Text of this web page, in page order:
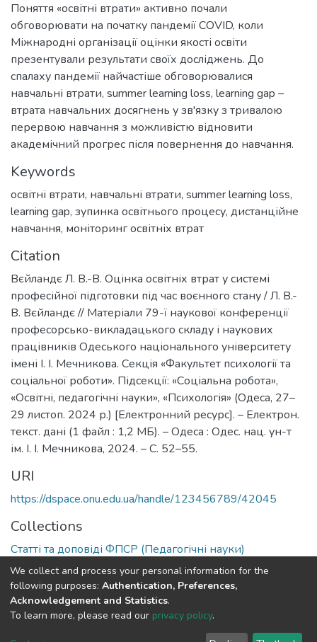
Поняття «освітні втрати» активно почали
обговорювати на початку пандемії COVID, коли
Міжнародні організації оцінки якості освіти
презентували результати своїх досліджень. До
спалаху пандемії найчастіше обговорювалися
навчальні втрати, summer learning loss, learning gap –
втрата навчальних досягнень у зв'язку з тривалою
перервою навчання з можливістю відновити
академічний прогрес після повернення до навчання.
Keywords
освітні втрати, навчальні втрати, summer learning loss,
learning gap, зупинка освітнього процесу, дистанційне
навчання, моніторинг освітніх втрат
Citation
Вєйландє Л. В.-В. Оцінка освітніх втрат у системі
професійної підготовки під час воєнного стану / Л. В.-
В. Вєйландє // Матеріали 79-ї наукової конференції
професорсько-викладацького складу і наукових
працівників Одеського національного університету
імені І. І. Мечникова. Секція «Факультет психології та
соціальної роботи». Підсекції: «Соціальна робота»,
«Освітні, педагогічні науки», «Психологія» (Одеса, 27–
29 листоп. 2024 р.) [Електронний ресурс]. – Електрон.
текст. дані (1 файл : 1,2 МБ). – Одеса : Одес. нац. ун-т
ім. І. І. Мечникова, 2024. – С. 52–55.
URI
https://dspace.onu.edu.ua/handle/123456789/42045
Collections
Статті та доповіді ФПСР (Педагогічні науки)
Full item page
DSpace software copyright © 2009-2026
We collect and process your personal information for the
following purposes: Authentication, Preferences,
Acknowledgement and Statistics.
To learn more, please read our privacy policy.